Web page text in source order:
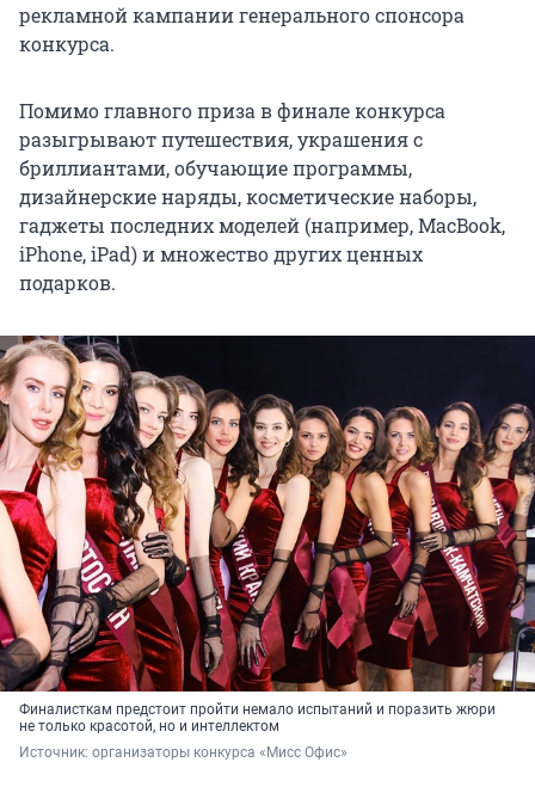
рекламной кампании генерального спонсора
конкурса.
Помимо главного приза в финале конкурса
разыгрывают путешествия, украшения с
бриллиантами, обучающие программы,
дизайнерские наряды, косметические наборы,
гаджеты последних моделей (например, MacBook,
iPhone, iPad) и множество других ценных
подарков.
Финалисткам предстоит пройти немало испытаний и поразить жюри
не только красотой, но и интеллектом
Источник: организаторы конкурса «Мисс Офис»